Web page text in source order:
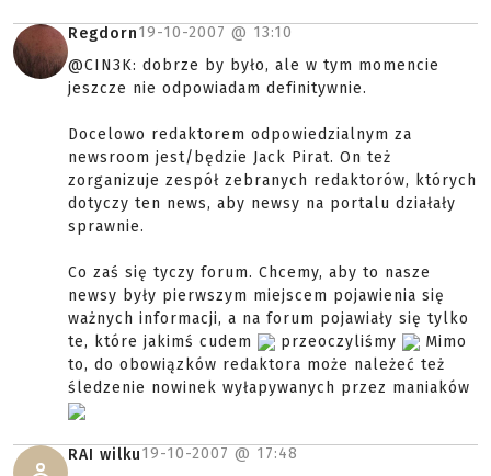
Regdorn19-10-2007 @ 13:10
@CIN3K: dobrze by było, ale w tym momencie
jeszcze nie odpowiadam definitywnie.
Docelowo redaktorem odpowiedzialnym za
newsroom jest/będzie Jack Pirat. On też
zorganizuje zespół zebranych redaktorów, których
dotyczy ten news, aby newsy na portalu działały
sprawnie.
Co zaś się tyczy forum. Chcemy, aby to nasze
newsy były pierwszym miejscem pojawienia się
ważnych informacji, a na forum pojawiały się tylko
te, które jakimś cudem
przeoczyliśmy
Mimo
to, do obowiązków redaktora może należeć też
śledzenie nowinek wyłapywanych przez maniaków
RAI wilku19-10-2007 @ 17:48